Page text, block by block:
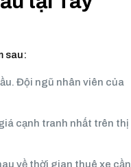
sau:
Đội ngũ nhân viên của
cạnh tranh nhất trên thị
về thời gian thuê xe cần